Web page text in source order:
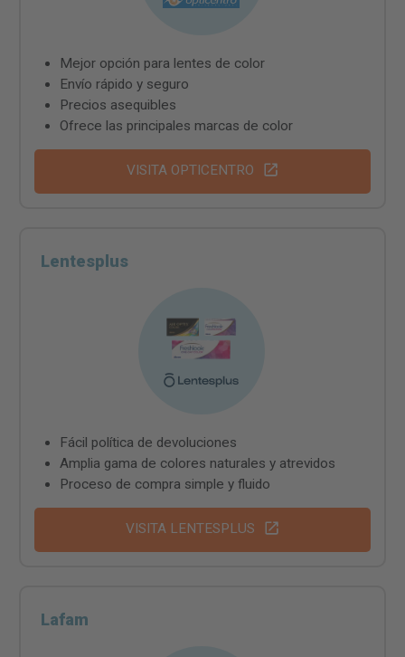
Mejor opción para lentes de color
Envío rápido y seguro
Precios asequibles
Ofrece las principales marcas de color
VISITA OPTICENTRO
Lentesplus
Fácil política de devoluciones
Amplia gama de colores naturales y atrevidos
Proceso de compra simple y fluido
VISITA LENTESPLUS
Lafam